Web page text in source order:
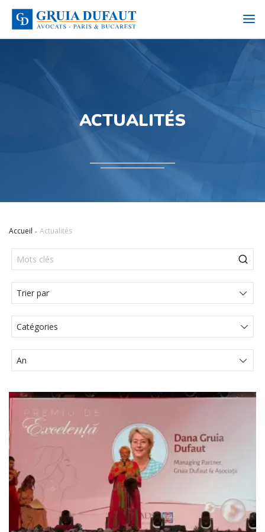
ACTUALITÉS
Accueil Actualités
Catégories
Actualités Juridiques
Articles
Articole
Communiqué de presse
Comunicat de presă
Media
Vidéo